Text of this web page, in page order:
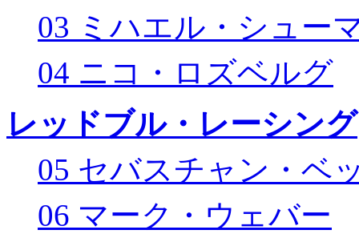
03 ミハエル・シュー
04 ニコ・ロズベルグ
レッドブル・レーシング
05 セバスチャン・ベ
06 マーク・ウェバー